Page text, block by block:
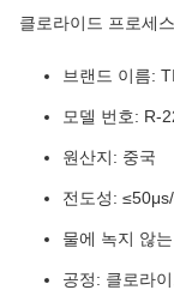
클로라이드 프로세
브랜드 이름:
모델 번호: R-
원산지: 중국
전도성:
물에 녹지 않
공정: 클로라